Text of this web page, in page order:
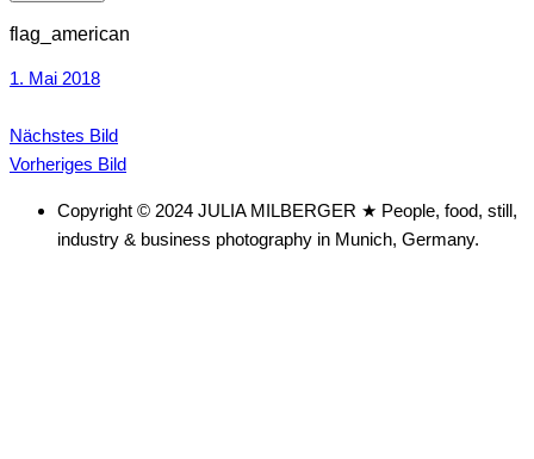
flag_american
1. Mai 2018
Nächstes Bild
Vorheriges Bild
Copyright © 2024 JULIA MILBERGER ★ People, food, still,
industry & business photography in Munich, Germany.